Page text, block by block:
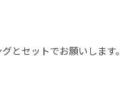
とセットでお願いします。